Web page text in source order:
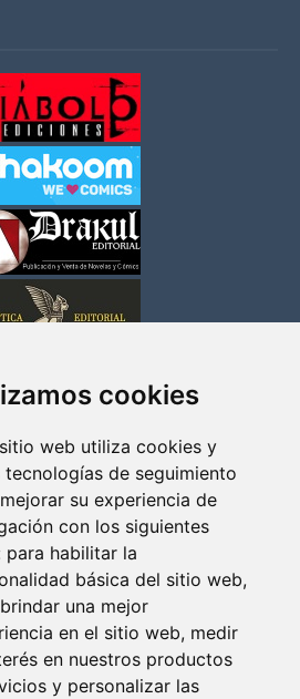
cookies
web utiliza cookies y
tecnologías de seguimiento
su experiencia de
con los siguientes
para habilitar la
básica del sitio web,
una mejor
en el sitio web, medir
en nuestros productos
y personalizar las
WINNICK: LA ACTRIZ MAS GUAPA DE
BETT RICKARDS), LAS FOTOS
DE LA ALIADA DE ARROW
30, 2013
TODA TU HISTORIA. EPISODIO 3.